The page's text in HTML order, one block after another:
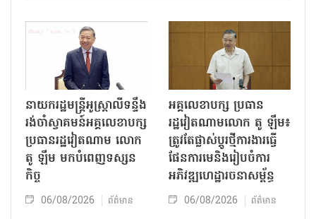
នាយករដ្ឋមន្ត្រីអូស្ត្រាលីទន្ទឹង
រង់ចាំស្វាគមន៍អគ្គលេខាបក្ស
ប្រធានរដ្ឋវៀតណាម លោក
តូ ឡឹម មកបំពេញទស្សន
កិច្ច
06/08/2026 ព័ត៌មាន
អគ្គលេខាបក្ស ប្រធាន
រដ្ឋវៀតណាមលោក តូ ឡឹម៖
ត្រូវតែផ្លាស់ប្ដូរថ្មីការងារធ្វើ
ផែនការមេនិងរៀបចំការ
អភិវឌ្ឍហេដ្ឋារចនាសម្ព័ន្ធ
06/08/2026 ព័ត៌មាន